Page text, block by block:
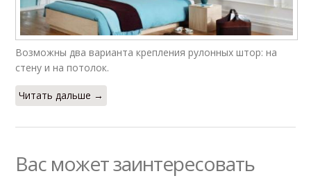
Возможны два варианта крепления рулонных штор: на
стену и на потолок.
Читать дальше →
Вас может заинтересовать